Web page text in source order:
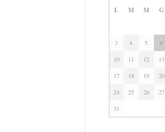
L M M G
3
4 5 6
10
11 12 13
17
18 19 20
24
25 26 27
31